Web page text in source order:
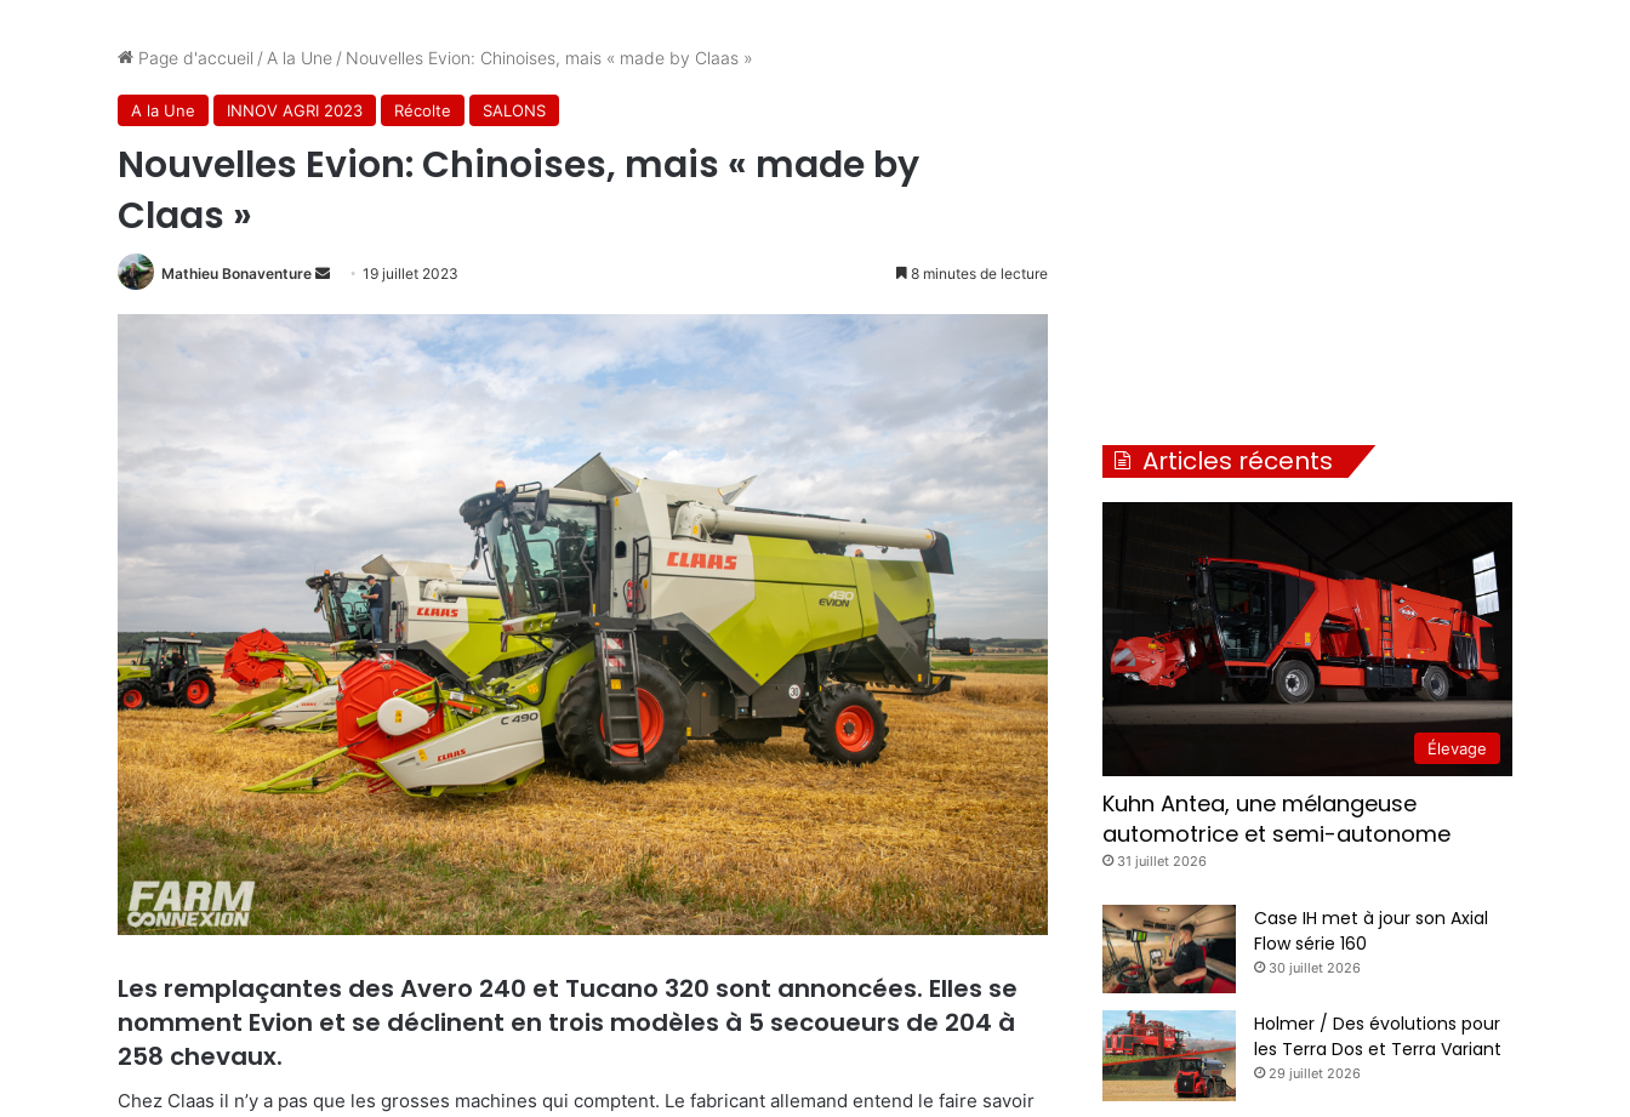
Page d'accueil / A la Une / Nouvelles Evion: Chinoises, mais « made by Claas »
A la Une INNOV AGRI 2023 Récolte SALONS
Nouvelles Evion: Chinoises, mais « made by
Claas »
Mathieu Bonaventure
Envoyer19 juillet 2023 8 minutes de lecture
Les remplaçantes des Avero 240 et Tucano 320 sont annoncées. Elles se
nomment Evion et se déclinent en trois modèles à 5 secoueurs de 204 à
258 chevaux.
Chez Claas il n’y a pas que les grosses machines qui comptent. Le fabricant allemand entend le faire savoir
Articles récents
Élevage
Kuhn Antea, une mélangeuse
automotrice et semi-autonome
31 juillet 2026
Case IH met à jour son Axial
Flow série 160
30 juillet 2026
Holmer / Des évolutions pour
les Terra Dos et Terra Variant
29 juillet 2026